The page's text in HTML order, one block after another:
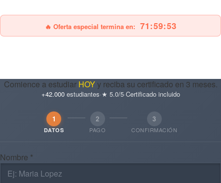
🔥 Oferta especial termina en: 71:59:52
Comience a estudiar HOYy reciba su certificado en 3 meses.
+42.000estudiantes·★ 5.0/5·Certificado incluido
1
DATOS
2
PAGO
3
CONFIRMACIÓN
Nombre *